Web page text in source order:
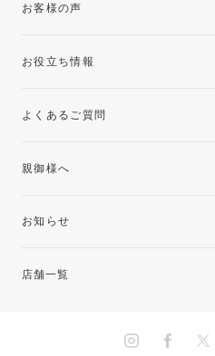
お客様の声
お役立ち情報
よくあるご質問
親御様へ
お知らせ
店舗一覧